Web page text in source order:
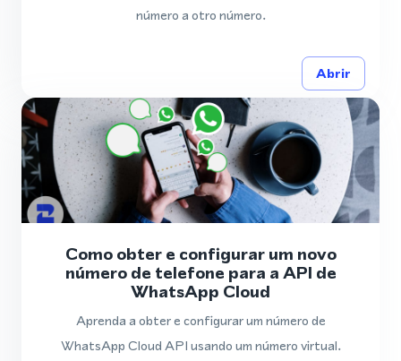
número a otro número.
Abrir
Como obter e configurar um novo
número de telefone para a API de
WhatsApp Cloud
Aprenda a obter e configurar um número de
WhatsApp Cloud API usando um número virtual.